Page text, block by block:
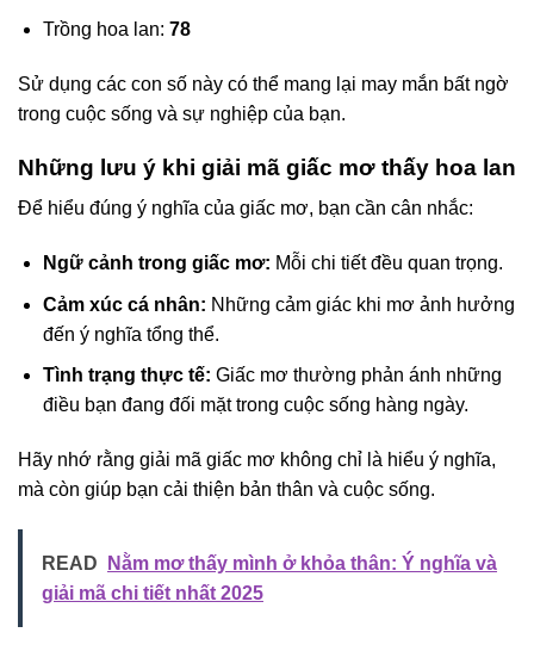
Trồng hoa lan: 78
Sử dụng các con số này có thể mang lại may mắn bất ngờ
trong cuộc sống và sự nghiệp của bạn.
Những lưu ý khi giải mã giấc mơ thấy hoa lan
Để hiểu đúng ý nghĩa của giấc mơ, bạn cần cân nhắc:
Ngữ cảnh trong giấc mơ: Mỗi chi tiết đều quan trọng.
Cảm xúc cá nhân: Những cảm giác khi mơ ảnh hưởng
đến ý nghĩa tổng thể.
Tình trạng thực tế: Giấc mơ thường phản ánh những
điều bạn đang đối mặt trong cuộc sống hàng ngày.
Hãy nhớ rằng giải mã giấc mơ không chỉ là hiểu ý nghĩa,
mà còn giúp bạn cải thiện bản thân và cuộc sống.
READ
Nằm mơ thấy mình ở khỏa thân: Ý nghĩa và
giải mã chi tiết nhất 2025